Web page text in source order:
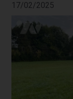
17/02/2025